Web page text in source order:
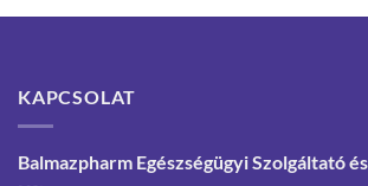
KAPCSOLAT
Balmazpharm Egészségügyi Szolgáltató